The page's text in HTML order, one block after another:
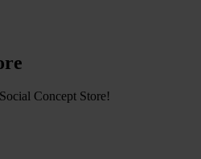
Concept Store!